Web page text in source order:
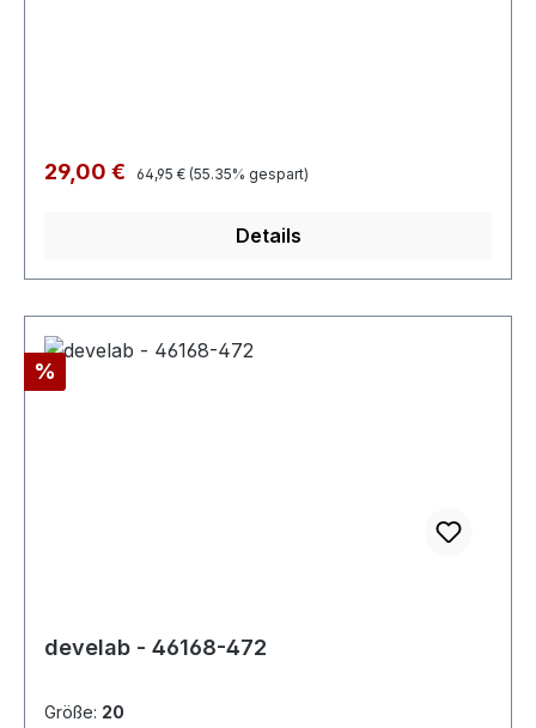
Verkaufspreis:
29,00 € Regulärer Preis:
64,95 € (55.35% gespart)
Details
Rabatt
%
develab - 46168-472
Größe: 20